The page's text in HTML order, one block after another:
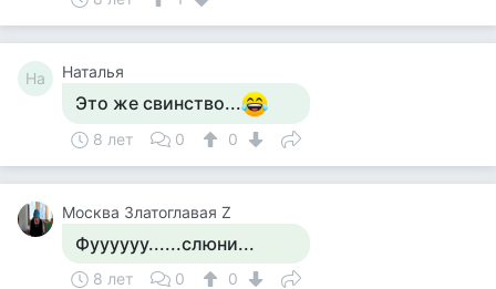
На Наталья
Это же свинство...
8 лет 0 0
Москва Златоглавая Z
Фуууууу......слюни...
8 лет 0 0